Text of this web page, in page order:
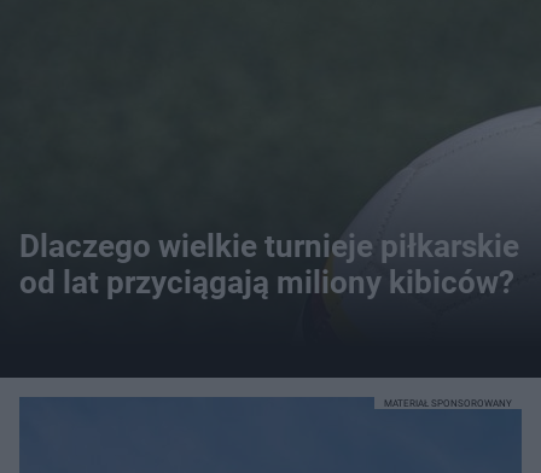
Dlaczego wielkie turnieje piłkarskie
od lat przyciągają miliony kibiców?
MATERIAŁ SPONSOROWANY